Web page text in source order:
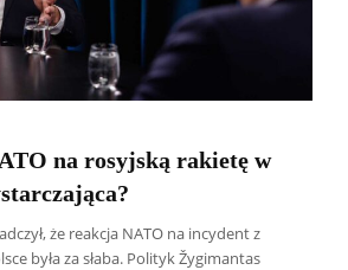
na rosyjską rakietę w
że reakcja NATO na incydent z
była za słaba. Polityk Žygimantas